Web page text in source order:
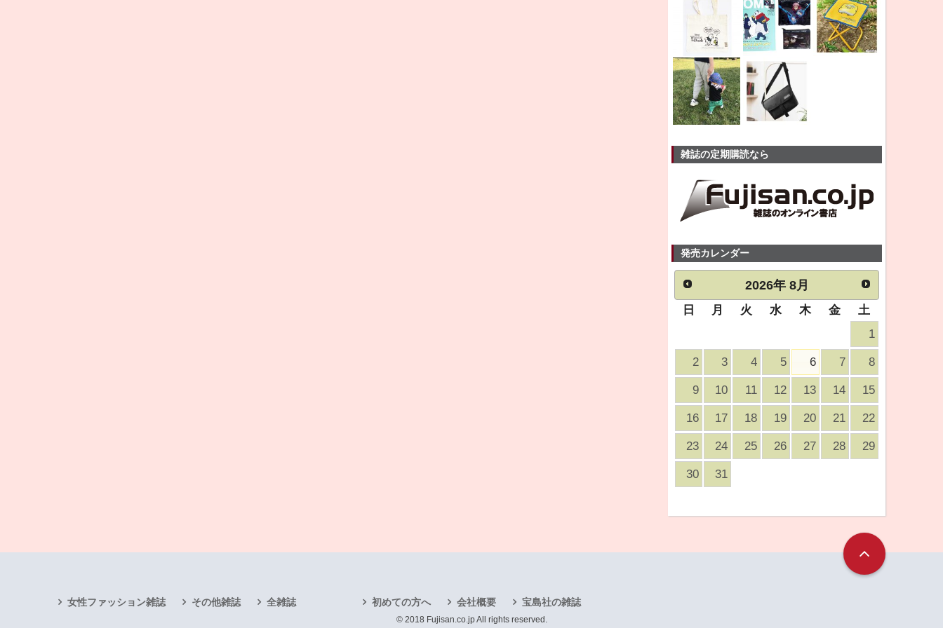
雑誌の定期購読なら
発売カレンダー
2026年 8月
日 月 火 水 木 金
土
1
2 3 4 5 6 7 8
9 10 11 12 13 14 15
16 17 18 19 20 21 22
23 24 25 26 27 28 29
30 31
女性ファッション雑誌 その他雑誌 全雑誌 初めての方へ 会社概要 宝島社の雑誌
© 2018 Fujisan.co.jp All rights reserved.